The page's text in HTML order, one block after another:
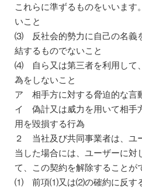
これらに準ずるものをいいます
いこと
⑶ 反社会的勢力に自己の名義
結するものでないこと
⑷ 自ら又は第三者を利用して
為をしないこと
ア 相手方に対する脅迫的な言
イ 偽計又は威力を用いて相手
用を毀損する行為
２ 当社及び共同事業者は、ユ
当した場合には、ユーザーに対
て、この契約を解除することが
⑴ 前項⑴又は⑵の確約に反す